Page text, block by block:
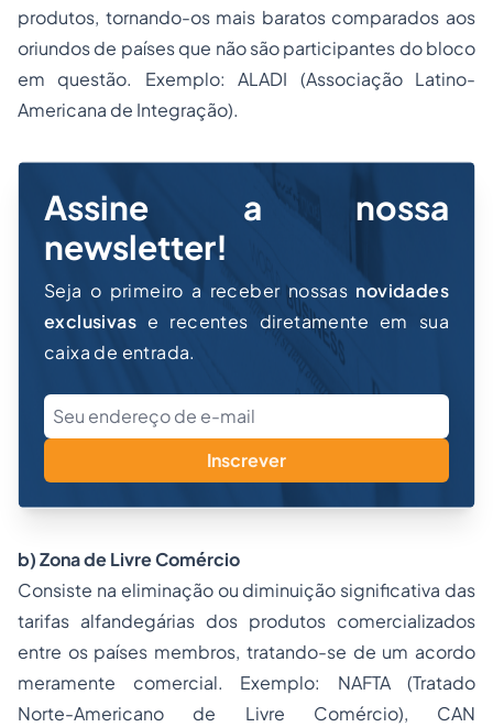
produtos, tornando-os mais baratos comparados aos
oriundos de países que não são participantes do bloco
em questão. Exemplo: ALADI (Associação Latino-
Americana de Integração).
Assine a nossa
newsletter!
Seja o primeiro a receber nossas novidades
exclusivas e recentes diretamente em sua
caixa de entrada.
Inscrever
b) Zona de Livre Comércio
Consiste na eliminação ou diminuição significativa das
tarifas alfandegárias dos produtos comercializados
entre os países membros, tratando-se de um acordo
meramente comercial. Exemplo: NAFTA (Tratado
Norte-Americano de Livre Comércio), CAN